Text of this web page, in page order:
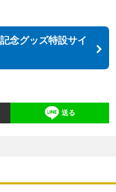
念グッズ特設サイ
送る